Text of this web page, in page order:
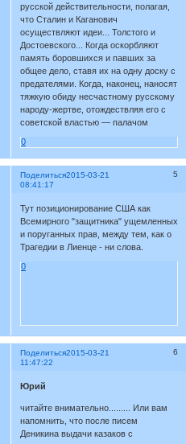
русской действительности, полагая,
что Сталин и Каганович
осуществляют идеи... Толстого и
Достоевского... Когда оскорбляют
память боровшихся и павших за
общее дело, ставя их на одну доску с
предателями. Когда, наконец, наносят
тяжкую обиду несчастному русскому
народу-жертве, отождествляя его с
советской властью — палачом
0
Поделиться 5
2015-03-21
08:41:17
Тут позиционирование США как
Всемирного "защитника" ущемленных
и поруганных прав, между тем, как о
Трагедии в Лиенце - ни слова.
0
Поделиться 6
2015-03-21
11:47:22
Юрий
читайте внимательно......... Или вам
напомнить, что после писем
Деникина выдачи казаков с